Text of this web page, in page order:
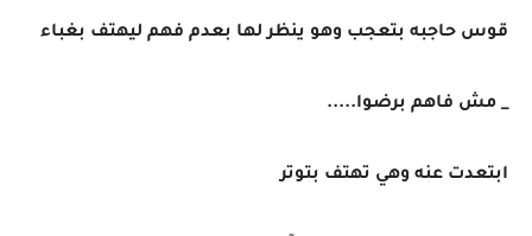
قوس حاجبه بتعجب وهو ينظر لها بعدم فهم ليهتف بغباء
_ مش فاهم برضوا.....
ابتعدت عنه وهي تهتف بتوتر